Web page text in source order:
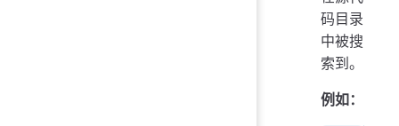
码目录
中被搜
索到。
例如：